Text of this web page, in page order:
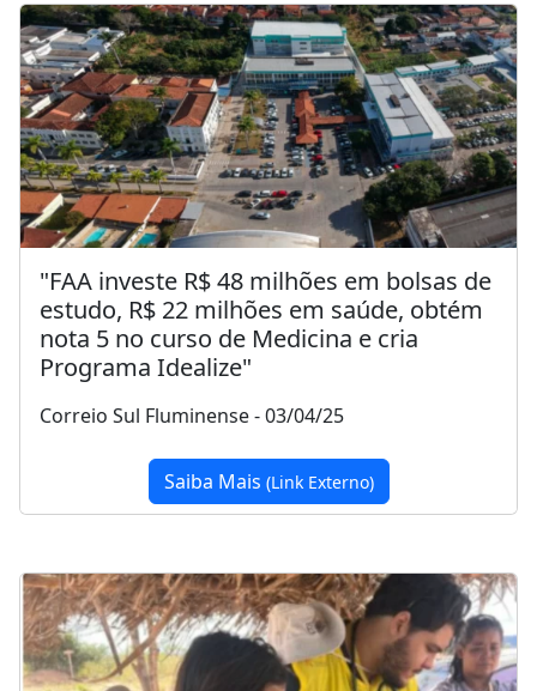
"FAA investe R$ 48 milhões em bolsas de
estudo, R$ 22 milhões em saúde, obtém
nota 5 no curso de Medicina e cria
Programa Idealize"
Correio Sul Fluminense - 03/04/25
Saiba Mais (Link Externo)